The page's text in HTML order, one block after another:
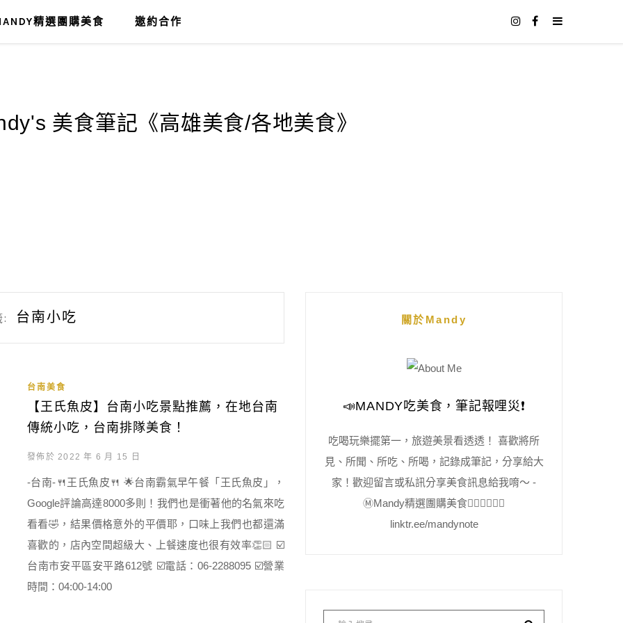
精選團購美食 邀約合作
: 台南小吃
台南美食
【王氏魚皮】台南小吃景點推薦，在地台南
傳統小吃，台南排隊美食！
發佈於 2022 年 6 月 15 日
-台南-🍴王氏魚皮🍴 🌟台南霸氣早午餐「王氏魚皮」，
Google評論高達8000多則！我們也是衝著他的名氣來吃
看看🤣，結果價格意外的平價耶，口味上我們也都還滿
喜歡的，店內空間超級大、上餐速度也很有效率👏🏻 ☑️
台南市安平區安平路612號 ☑️電話：06-2288095 ☑️營業
時間：04:00-14:00
關於Mandy
📣MANDY吃美食，筆記報哩災❗️
吃喝玩樂擺第一，旅遊美景看透透！ 喜歡將所
見、所聞、所吃、所喝，記錄成筆記，分享給大
家！歡迎留言或私訊分享美食訊息給我唷～ -
Ⓜ️Mandy精選團購美食👇🏻👇🏻👇🏻
linktr.ee/mandynote